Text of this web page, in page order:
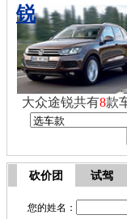
锐
大众途锐共有8款
砍价团 试驾
您的姓名：